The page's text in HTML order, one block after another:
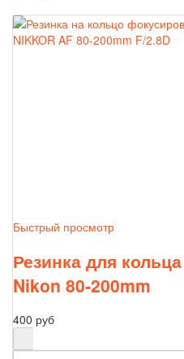
Быстрый просмотр
Резинка для
Nikon 80-200mm
400 руб